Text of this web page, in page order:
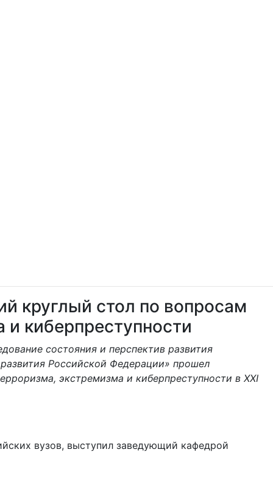
круглый стол по вопросам
и киберпреступности
состояния и перспектив развития
Российской Федерации» прошел
экстремизма и киберпреступности в XXI
вузов, выступил заведующий кафедрой